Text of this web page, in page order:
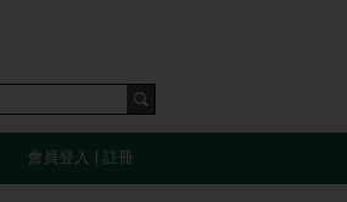
會員登入 註冊